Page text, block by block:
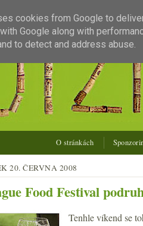
O stránkách
20. ČERVNA 2008
Food Festival
Tenhle víkend se
cookies from Google to
Google along with
to detect and address abuse.